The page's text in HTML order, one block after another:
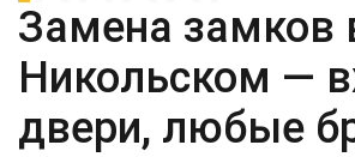
Замена замков
Никольском —
двери, любые